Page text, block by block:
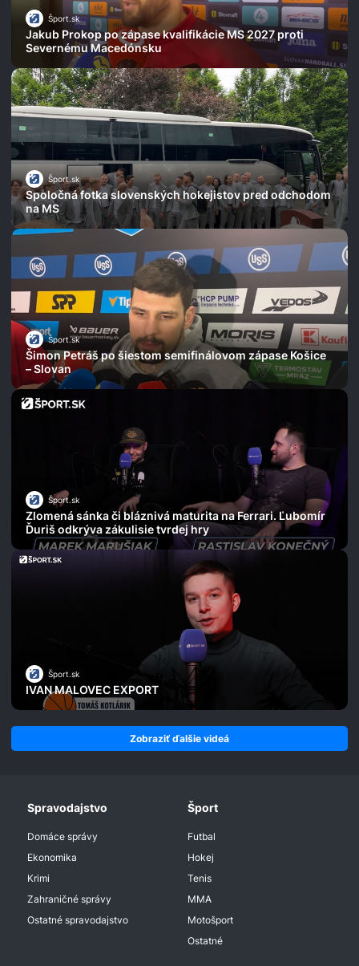
Šport.sk
Jakub Prokop po zápase kvalifikácie MS 2027 proti
Severnému Macedónsku
Šport.sk
Spoločná fotka slovenských hokejistov pred odchodom
na MS
Šport.sk
Šimon Petráš po šiestom semifinálovom zápase Košice
– Slovan
Šport.sk
Zlomená sánka či bláznivá maturita na Ferrari. Ľubomír
Ďuriš odkrýva zákulisie tvrdej hry
Šport.sk
IVAN MALOVEC EXPORT
Zobraziť ďalšie videá
Spravodajstvo
Domáce správy
Ekonomika
Krimi
Zahraničné správy
Ostatné spravodajstvo
Šport
Futbal
Hokej
Tenis
MMA
Motošport
Ostatné